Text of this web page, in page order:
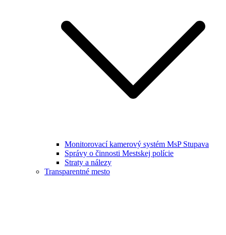
Monitorovací kamerový systém MsP Stupava
Správy o činnosti Mestskej polície
Straty a nálezy
Transparentné mesto